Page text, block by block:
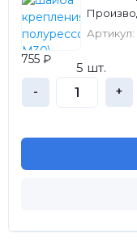
Артикул:
755 ₽
5 шт.
- +